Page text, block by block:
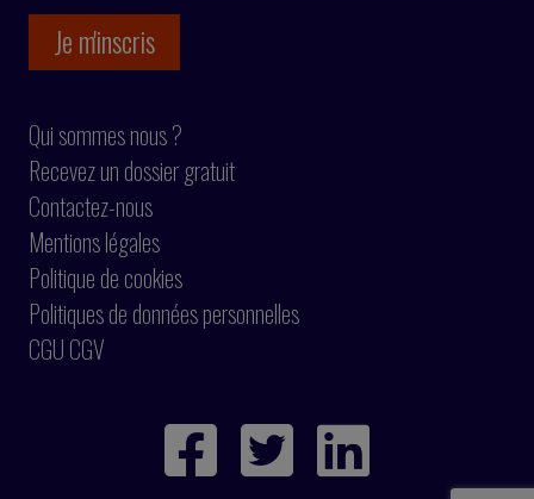
Qui sommes nous ?
Recevez un dossier gratuit
Contactez-nous
Mentions légales
Politique de cookies
Politiques de données personnelles
CGU CGV